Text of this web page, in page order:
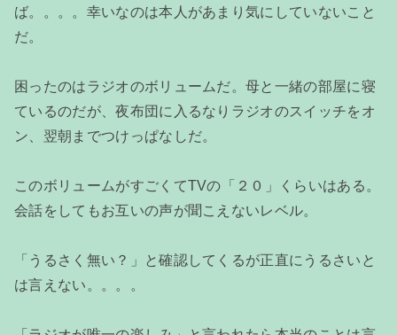
ば。。。。幸いなのは本人があまり気にしていないこと
だ。
困ったのはラジオのボリュームだ。母と一緒の部屋に寝
ているのだが、夜布団に入るなりラジオのスイッチをオ
ン、翌朝までつけっぱなしだ。
このボリュームがすごくてTVの「２０」くらいはある。
会話をしてもお互いの声が聞こえないレベル。
「うるさく無い？」と確認してくるが正直にうるさいと
は言えない。。。。